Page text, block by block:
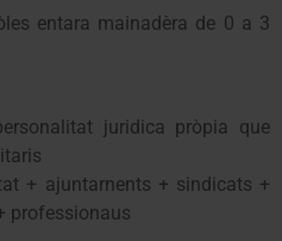
entara mainadèra de 0 a 3
juridica pròpia que
+ ajuntarnents + sindicats +
professionaus